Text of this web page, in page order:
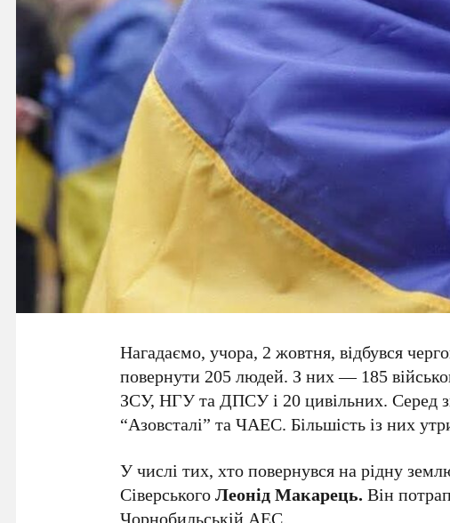
Нагадаємо, учора, 2 жовтня, відбувся
повернути 205 людей. З них — 185
ЗСУ, НГУ та ДПСУ і 20 цивільних. Серед
“Азовсталі” та ЧАЕС. Більшість із них
У числі тих, хто повернувся на рідну
СіверськогоЛеонід Макарець. Він
Чорнобильській АЕС.